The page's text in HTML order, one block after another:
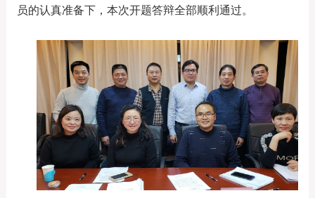
员的认真准备下，本次开题答辩全部顺利通过。